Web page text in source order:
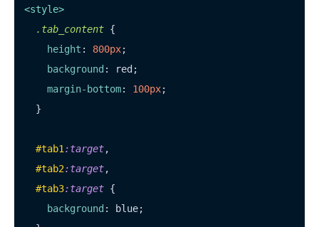
<style>
.tab_content {
height : 800px;
background : red;
margin-bottom: 100px;
  }
#tab1 :target,
#tab2:target,
#tab3:target {
background : blue;